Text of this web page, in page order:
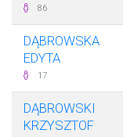
86
DĄBROWSKA
EDYTA
17
DĄBROWSKI
KRZYSZTOF